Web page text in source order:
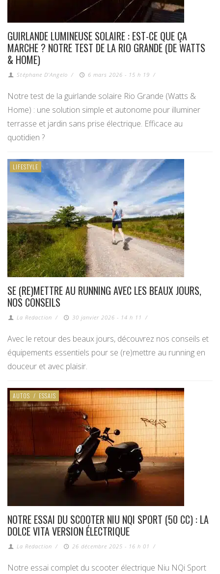
GUIRLANDE LUMINEUSE SOLAIRE : EST-CE QUE ÇA
MARCHE ? NOTRE TEST DE LA RIO GRANDE (DE WATTS
& HOME)
Stéphane D'Angelo / 6 mars 2026 - 15 h 19 /
Notre test de la guirlande solaire Rio Grande (Watts &
Home) : une solution simple et autonome pour illuminer
terrasse et jardin sans prise électrique. Efficace au
quotidien ?
LIFESTYLE
SE (RE)METTRE AU RUNNING AVEC LES BEAUX JOURS,
NOS CONSEILS
La Redaction / 30 janvier 2026 - 14 h 11 /
Avec le retour des beaux jours, découvrez nos conseils et
équipements essentiels pour se (re)mettre au running en
douceur et avec plaisir.
AUTOS / ESSAIS
NOTRE ESSAI DU SCOOTER NIU NQI SPORT (50 CC) : LA
DOLCE VITA VERSION ÉLECTRIQUE
La Redaction / 26 décembre 2025 - 16 h 01 /
Notre essai complet du scooter électrique Niu NQi Sport